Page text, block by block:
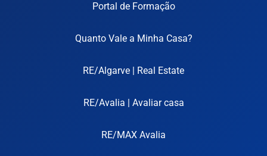
Portal de Formação
Quanto Vale a Minha Casa?
RE/Algarve | Real Estate
RE/Avalia | Avaliar casa
RE/MAX Avalia